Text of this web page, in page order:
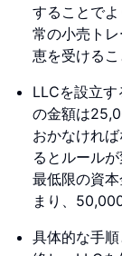
することで
常の小売ト
恵を受けるこ
LLCを設立す
の金額は
おかなけれ
るとルール
最低限の資
まり、
具体的な手